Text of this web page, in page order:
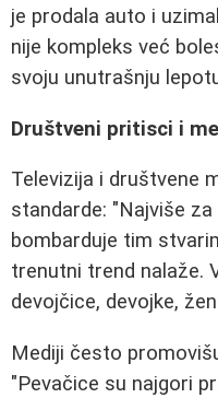
je prodala auto i
nije kompleks već
svoju unutrašnju
Društveni pritisci i
Televizija i društvene
standarde: "Najviše
bombarduje tim
trenutni trend nalaže.
devojčice, devojke,
Mediji često
"Pevačice su najgori